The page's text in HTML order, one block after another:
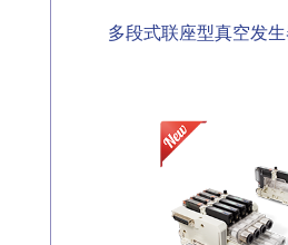
多段式联座型真空发